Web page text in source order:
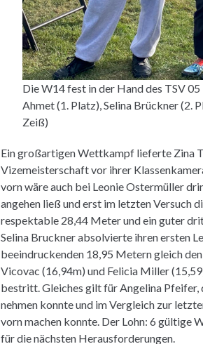
Die W14 fest in der Hand des TSV
Ahmet (1. Platz), Selina Brückner (2.
Zeiß)
Ein großartigen Wettkampf lieferte Zina
Vizemeisterschaft vor ihrer
vorn wäre auch bei Leonie Ostermüller
angehen ließ und erst im letzten Versuch
respektable 28,44 Meter und ein guter
Selina Bruckner absolvierte ihren ersten
beeindruckenden 18,95 Metern gleich
Vicovac (16,94m) und Felicia Miller
bestritt. Gleiches gilt für Angelina Pfeifer,
nehmen konnte und im Vergleich zur
vorn machen konnte. Der Lohn: 6 gültige
für die nächsten Herausforderungen.